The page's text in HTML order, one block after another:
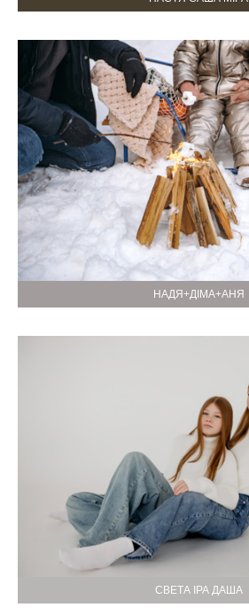
НАДЯ+ДІМА+АНЯ
СВЕТА ІРА ДАША